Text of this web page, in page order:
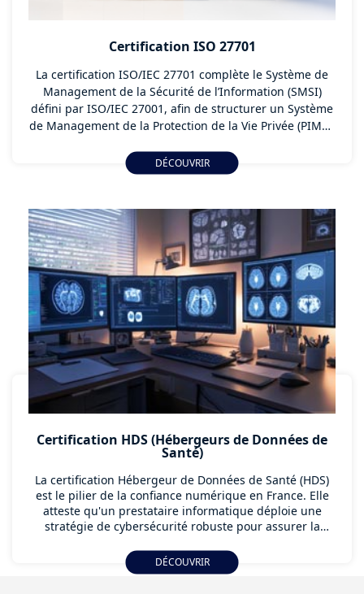
Certification ISO 27701
La certification ISO/IEC 27701 complète le Système de
Management de la Sécurité de l’Information (SMSI)
défini par ISO/IEC 27001, afin de structurer un Système
de Management de la Protection de la Vie Privée (PIMS).
capacité à gérer, protéger et gouverner les données à
caractère personnel (DCP) en conformité avec les
internationales associées.
Cette certification concerne toutes les entités qui
traitent des données à caractère personnel dans le
cadre de leurs activités : entreprises privées,
organismes publics, sous-traitants, opérateurs de
services numériques, organismes de santé, institutions
financières, opérateurs critiques, etc.
DÉCOUVRIR
Certification HDS (Hébergeurs de Données de
Santé)
La certification Hébergeur de Données de Santé (HDS)
est le pilier de la confiance numérique en France. Elle
atteste qu'un prestataire informatique déploie une
stratégie de cybersécurité robuste pour assurer la
processus d'audit de certification, supervisé par
l'Agence du Numérique en Santé (ANS), garantit
DÉCOUVRIR